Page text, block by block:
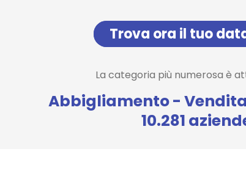
Trova ora il tuo
La categoria più numerosa è
Abbigliamento -
10.281